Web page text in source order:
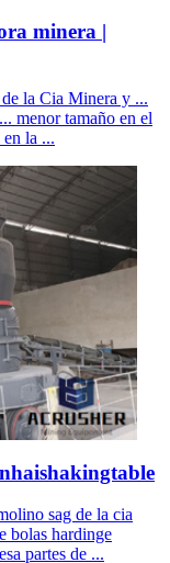
minera |
la Cia Minera y ...
menor tamaño en el
la ...
sag de la cia
bolas hardinge
partes de ...